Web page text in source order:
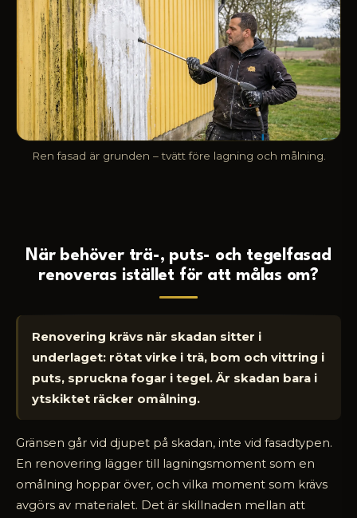
Ren fasad är grunden – tvätt före lagning och målning.
När behöver trä-, puts- och tegelfasad
renoveras istället för att målas om?
Renovering krävs när skadan sitter i
underlaget: rötat virke i trä, bom och vittring i
puts, spruckna fogar i tegel. Är skadan bara i
ytskiktet räcker omålning.
Gränsen går vid djupet på skadan, inte vid fasadtypen.
En renovering lägger till lagningsmoment som en
omålning hoppar över, och vilka moment som krävs
avgörs av materialet. Det är skillnaden mellan att